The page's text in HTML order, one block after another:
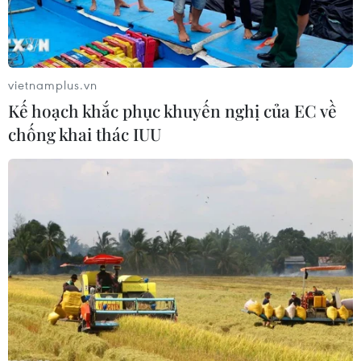
#Champions League #AC Milan
#Barcelona
#Boateng
#Muntari
Theo dõi VietnamPlus
TIN CÙNG CHUYÊN MỤC
vietnamplus.vn
Kế hoạch khắc phục khuyến nghị của EC về
chống khai thác IUU